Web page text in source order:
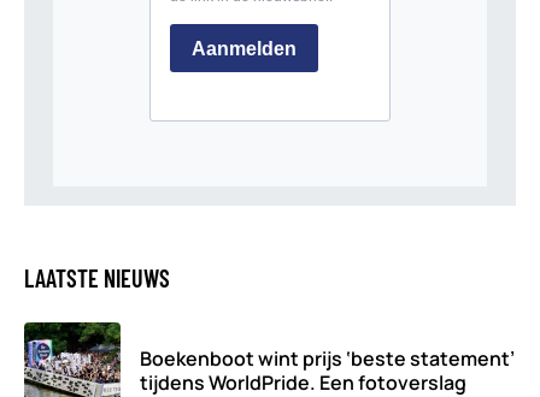
LAATSTE NIEUWS
Boekenboot wint prijs ‘beste statement’
tijdens WorldPride. Een fotoverslag